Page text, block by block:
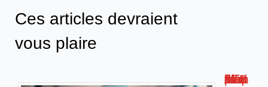
Ces articles devraient
vous plaire
Métis AFPA : la plateforme de formation numérique innovante !